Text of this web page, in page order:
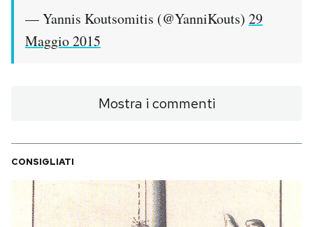
AREA PERSONALE
Hai bisogno di aiuto?
— Yannis Koutsomitis (@YanniKouts) 29
Maggio 2015
Mostra i commenti
CONSIGLIATI